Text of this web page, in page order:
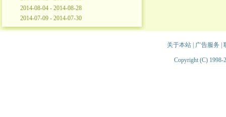
2014-08-04 - 2014-08-28
2014-07-09 - 2014-07-30
关于本站| 广告服务
Copyright (C) 1998-